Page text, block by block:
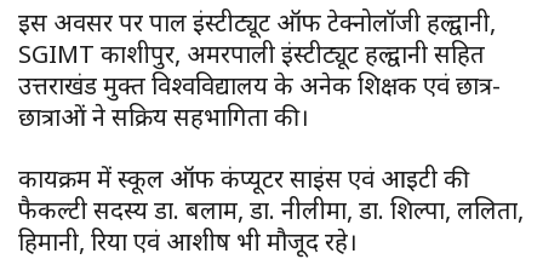
इस अवसर पर पाल इंस्टीट्यूट ऑफ टेक्नोलॉजी हल्द्वानी,
SGIMT काशीपुर, अमरपाली इंस्टीट्यूट हल्द्वानी सहित
उत्तराखंड मुक्त विश्वविद्यालय के अनेक शिक्षक एवं छात्र-
छात्राओं ने सक्रिय सहभागिता की।
कार्यक्रम में स्कूल ऑफ कंप्यूटर साइंस एवं आईटी की
फैकल्टी सदस्य डा. बलाम, डा. नीलीमा, डा. शिल्पा, ललिता,
हिमानी, रिया एवं आशीष भी मौजूद रहे।